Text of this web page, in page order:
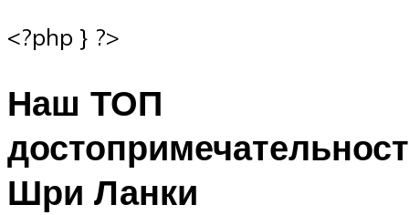
<?php } ?>
Наш ТОП
Шри Ланки